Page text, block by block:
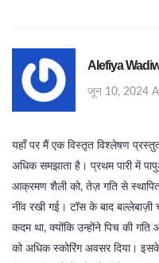
Alefiya
जून 10, 2024
यहाँ पर मैं एक विस्तृत विश्लेषण
अधिक समझाता है। प्रथम पारी में
आक्रमण शैली को, तेज़ गति से
नींव रखी गई। टॉस के बाद
कदम था, क्योंकि उन्होंने पिच की
को अधिक स्कोरिंग अवसर दिया।